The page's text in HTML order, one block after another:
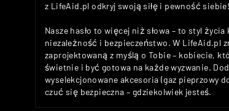
z LifeAid.pl odkryj swoją siłę i pewność siebie!
Nasze hasło to więcej niż słowa – to styl
niezależność i bezpieczeństwo. W LifeAid.pl
zaprojektowaną z myślą o Tobie – kobiecie,
świetnie i być gotowa na każde wyzwanie.
wyselekcjonowane akcesoria (gaz pieprzowy
czuć się bezpieczna – gdziekolwiek jesteś.